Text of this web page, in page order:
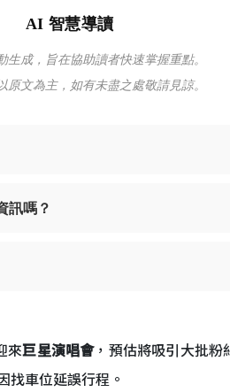
AI 智慧導讀
生成，旨在協助讀者快速掌握重點。
原文為主，如有未盡之處敬請見諒。
訊嗎？
來巨星演唱會，預估將吸引大批粉
找車位延誤行程。